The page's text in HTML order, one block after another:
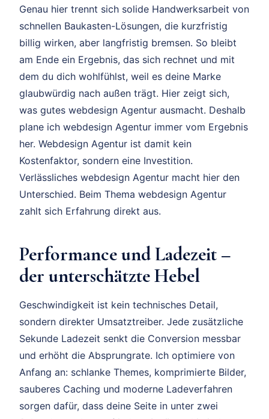
Genau hier trennt sich solide Handwerksarbeit von
schnellen Baukasten-Lösungen, die kurzfristig
billig wirken, aber langfristig bremsen. So bleibt
am Ende ein Ergebnis, das sich rechnet und mit
dem du dich wohlfühlst, weil es deine Marke
glaubwürdig nach außen trägt. Hier zeigt sich,
was gutes webdesign Agentur ausmacht. Deshalb
plane ich webdesign Agentur immer vom Ergebnis
her. Webdesign Agentur ist damit kein
Kostenfaktor, sondern eine Investition.
Verlässliches webdesign Agentur macht hier den
Unterschied. Beim Thema webdesign Agentur
zahlt sich Erfahrung direkt aus.
Performance und Ladezeit –
der unterschätzte Hebel
Geschwindigkeit ist kein technisches Detail,
sondern direkter Umsatztreiber. Jede zusätzliche
Sekunde Ladezeit senkt die Conversion messbar
und erhöht die Absprungrate. Ich optimiere von
Anfang an: schlanke Themes, komprimierte Bilder,
sauberes Caching und moderne Ladeverfahren
sorgen dafür, dass deine Seite in unter zwei